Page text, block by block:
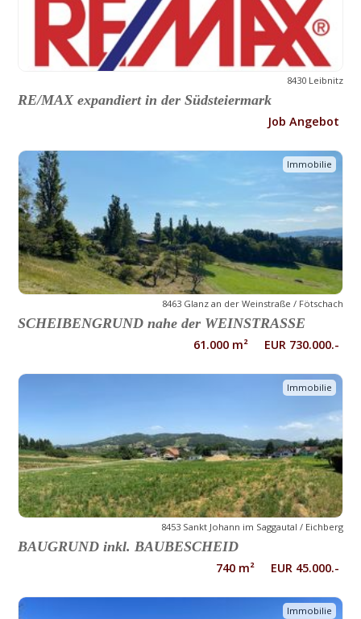
8430 Leibnitz
RE/MAX expandiert in der Südsteiermark
Job Angebot
Immobilie
8463 Glanz an der Weinstraße / Fötschach
SCHEIBENGRUND nahe der WEINSTRASSE
61.000 m² EUR 730.000.-
Immobilie
8453 Sankt Johann im Saggautal / Eichberg
BAUGRUND inkl. BAUBESCHEID
740 m² EUR 45.000.-
Immobilie